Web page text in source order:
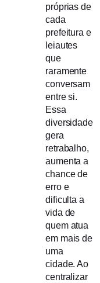
próprias de
cada
prefeitura e
leiautes
que
raramente
conversam
entre si.
Essa
diversidade
gera
retrabalho,
aumenta a
chance de
erro e
dificulta a
vida de
quem atua
em mais de
uma
cidade. Ao
centralizar